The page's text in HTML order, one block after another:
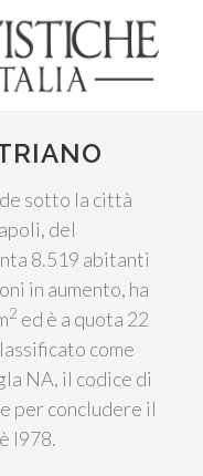
sotto la città
del
8.519 abitanti
in aumento, ha
2 ed è a quota 22
come
NA, il codice di
per concludere il
I978.